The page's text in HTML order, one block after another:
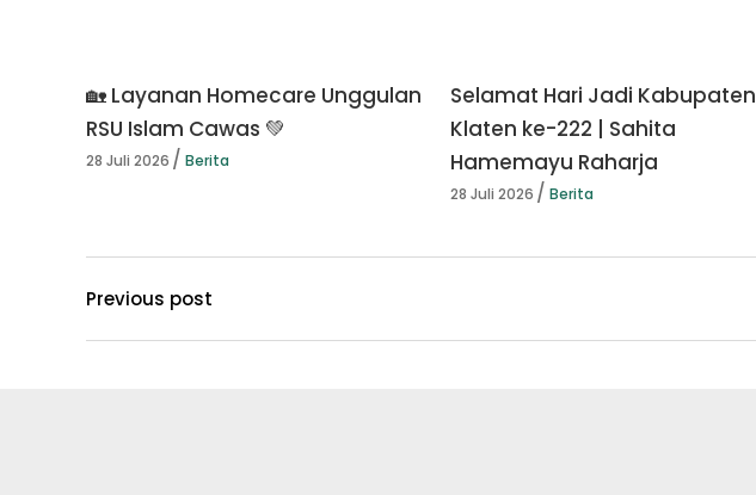
🏡 Layanan Homecare Unggulan
RSU Islam Cawas 💚
28 Juli 2026 Berita
Selamat Hari Jadi Kabupaten
Klaten ke-222 | Sahita
Hamemayu Raharja
28 Juli 2026 Berita
Previous post